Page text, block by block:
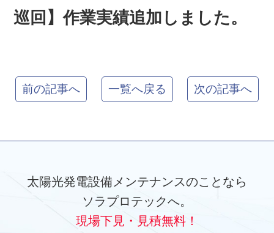
巡回】作業実績追加しました。
前の記事へ 一覧へ戻る 次の記事へ
太陽光発電設備メンテナンスのことなら
ソラプロテックへ。
現場下見・見積無料！